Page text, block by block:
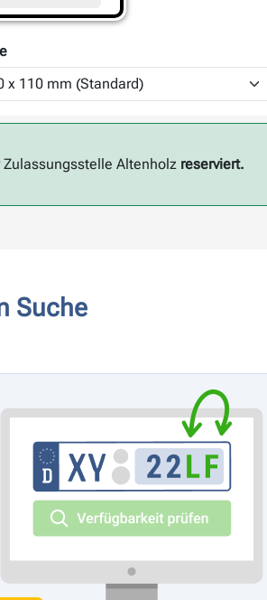
Altenholz reserviert.
Suche